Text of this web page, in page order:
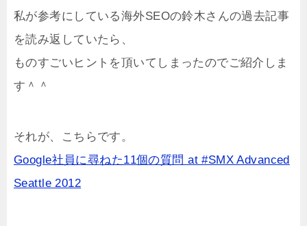
私が参考にしている海外SEOの鈴木さんの過去記事
を読み返していたら、
ものすごいヒントを頂いてしまったのでご紹介しま
す＾＾
それが、こちらです。
Google社員に尋ねた11個の質問 at #SMX Advanced
Seattle 2012